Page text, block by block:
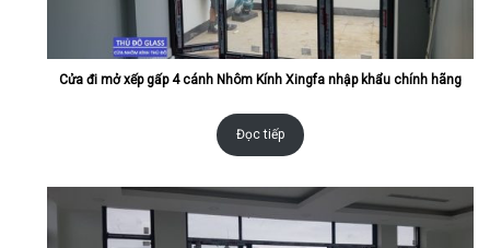
Cửa đi mở xếp gấp 4 cánh Nhôm Kính Xingfa nhập khẩu chính hãng
Đọc tiếp